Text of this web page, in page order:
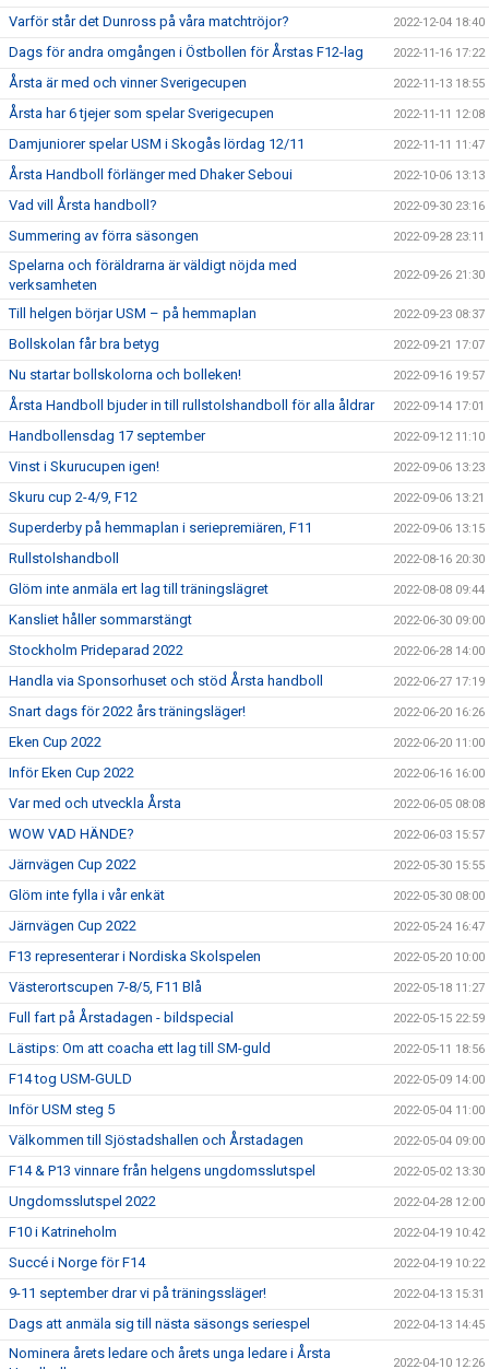
Varför står det Dunross på våra matchtröjor? 2022-12-04 18:40
Dags för andra omgången i Östbollen för Årstas F12-lag 2022-11-16 17:22
Årsta är med och vinner Sverigecupen 2022-11-13 18:55
Årsta har 6 tjejer som spelar Sverigecupen 2022-11-11 12:08
Damjuniorer spelar USM i Skogås lördag 12/11 2022-11-11 11:47
Årsta Handboll förlänger med Dhaker Seboui 2022-10-06 13:13
Vad vill Årsta handboll? 2022-09-30 23:16
Summering av förra säsongen 2022-09-28 23:11
Spelarna och föräldrarna är väldigt nöjda med
verksamheten
2022-09-26 21:30
Till helgen börjar USM – på hemmaplan 2022-09-23 08:37
Bollskolan får bra betyg 2022-09-21 17:07
Nu startar bollskolorna och bolleken! 2022-09-16 19:57
Årsta Handboll bjuder in till rullstolshandboll för alla åldrar 2022-09-14 17:01
Handbollensdag 17 september 2022-09-12 11:10
Vinst i Skurucupen igen! 2022-09-06 13:23
Skuru cup 2-4/9, F12 2022-09-06 13:21
Superderby på hemmaplan i seriepremiären, F11 2022-09-06 13:15
Rullstolshandboll 2022-08-16 20:30
Glöm inte anmäla ert lag till träningslägret 2022-08-08 09:44
Kansliet håller sommarstängt 2022-06-30 09:00
Stockholm Prideparad 2022 2022-06-28 14:00
Handla via Sponsorhuset och stöd Årsta handboll 2022-06-27 17:19
Snart dags för 2022 års träningsläger! 2022-06-20 16:26
Eken Cup 2022 2022-06-20 11:00
Inför Eken Cup 2022 2022-06-16 16:00
Var med och utveckla Årsta 2022-06-05 08:08
WOW VAD HÄNDE? 2022-06-03 15:57
Järnvägen Cup 2022 2022-05-30 15:55
Glöm inte fylla i vår enkät 2022-05-30 08:00
Järnvägen Cup 2022 2022-05-24 16:47
F13 representerar i Nordiska Skolspelen 2022-05-20 10:00
Västerortscupen 7-8/5, F11 Blå 2022-05-18 11:27
Full fart på Årstadagen - bildspecial 2022-05-15 22:59
Lästips: Om att coacha ett lag till SM-guld 2022-05-11 18:56
F14 tog USM-GULD 2022-05-09 14:00
Inför USM steg 5 2022-05-04 11:00
Välkommen till Sjöstadshallen och Årstadagen 2022-05-04 09:00
F14 & P13 vinnare från helgens ungdomsslutspel 2022-05-02 13:30
Ungdomsslutspel 2022 2022-04-28 12:00
F10 i Katrineholm 2022-04-19 10:42
Succé i Norge för F14 2022-04-19 10:22
9-11 september drar vi på träningssläger! 2022-04-13 15:31
Dags att anmäla sig till nästa säsongs seriespel 2022-04-13 14:45
Nominera årets ledare och årets unga ledare i Årsta
2022-04-10 12:26